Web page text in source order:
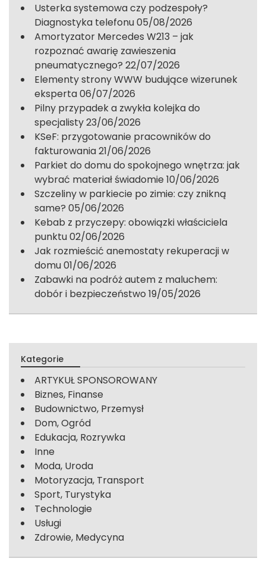
Usterka systemowa czy podzespoły?
Diagnostyka telefonu05/08/2026
Amortyzator Mercedes W213 – jak
rozpoznać awarię zawieszenia
pneumatycznego? 22/07/2026
Elementy strony WWW budujące wizerunek
eksperta06/07/2026
Pilny przypadek a zwykła kolejka do
specjalisty23/06/2026
KSeF: przygotowanie pracowników do
fakturowania21/06/2026
Parkiet do domu do spokojnego wnętrza: jak
wybrać materiał świadomie 10/06/2026
Szczeliny w parkiecie po zimie: czy znikną
same? 05/06/2026
Kebab z przyczepy: obowiązki właściciela
punktu02/06/2026
Jak rozmieścić anemostaty rekuperacji w
domu01/06/2026
Zabawki na podróż autem z maluchem:
dobór i bezpieczeństwo 19/05/2026
Kategorie
ARTYKUŁ SPONSOROWANY
Biznes, Finanse
Budownictwo, Przemysł
Dom, Ogród
Edukacja, Rozrywka
Inne
Moda, Uroda
Motoryzacja, Transport
Sport, Turystyka
Technologie
Usługi
Zdrowie, Medycyna